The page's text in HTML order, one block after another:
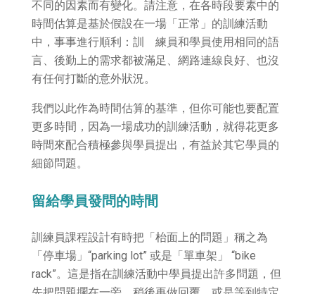
不同的因素而有變化。請注意，在各時段要素中的
時間估算是基於假設在一場「正常」的訓練活動
中，事事進行順利：訓 練員和學員使用相同的語
言、後勤上的需求都被滿足、網路連線良好、也沒
有任何打斷的意外狀況。
我們以此作為時間估算的基準，但你可能也要配置
更多時間，因為一場成功的訓練活動，就得花更多
時間來配合積極參與學員提出，有益於其它學員的
細節問題。
留給學員發問的時間
訓練員課程設計有時把「枱面上的問題」稱之為
「停車場」“parking lot” 或是「單車架」 “bike
rack”。這是指在訓練活動中學員提出許多問題，但